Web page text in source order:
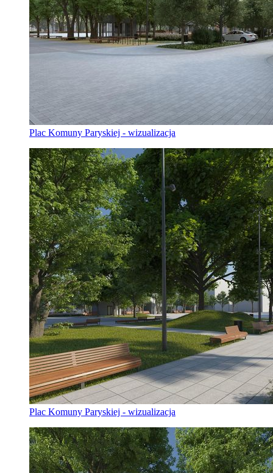
Plac Komuny Paryskiej - wizualizacja
Plac Komuny Paryskiej - wizualizacja